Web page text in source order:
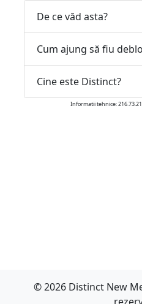
De ce văd asta?
Cum ajung să fiu
Cine este Distinct?
Informatii tehnice:
© 2026 Distinct New